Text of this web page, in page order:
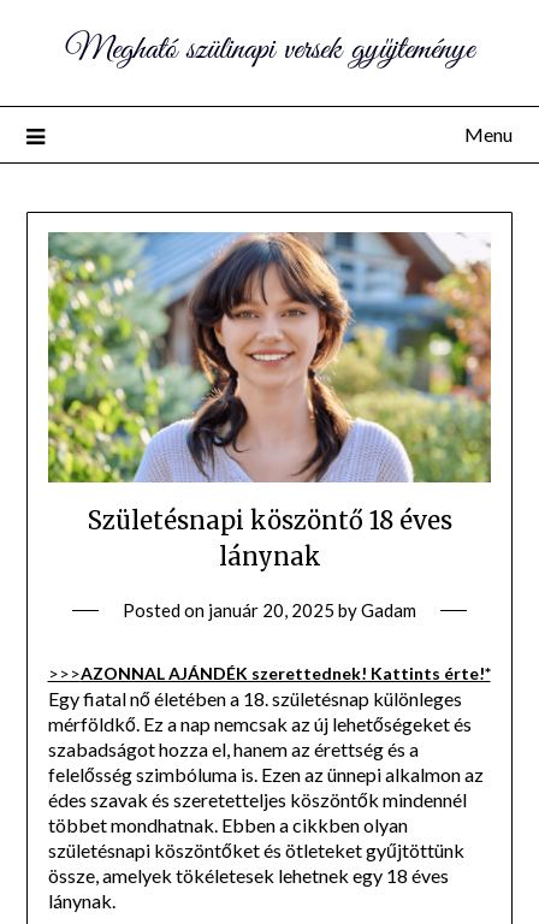
Megható szülinapi versek gyűjteménye
Menu
Születésnapi köszöntő 18 éves
lánynak
Posted on január 20, 2025 byGadam
>>>AZONNAL AJÁNDÉK szerettednek! Kattints érte!*
Egy fiatal nő életében a 18. születésnap különleges
mérföldkő. Ez a nap nemcsak az új lehetőségeket és
szabadságot hozza el, hanem az érettség és a
felelősség szimbóluma is. Ezen az ünnepi alkalmon az
édes szavak és szeretetteljes köszöntők mindennél
többet mondhatnak. Ebben a cikkben olyan
születésnapi köszöntőket és ötleteket gyűjtöttünk
össze, amelyek tökéletesek lehetnek egy 18 éves
lánynak.